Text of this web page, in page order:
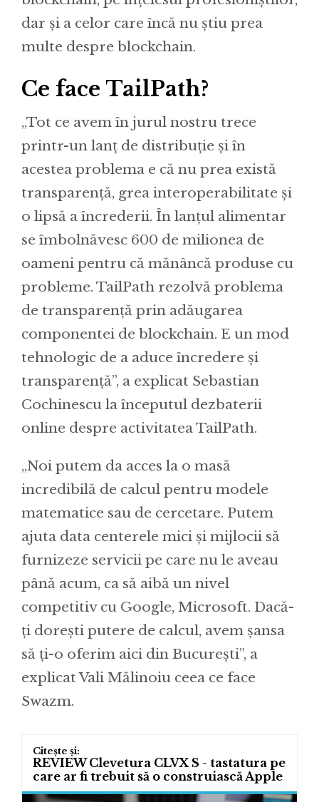
dar și a celor care încă nu știu prea
multe despre blockchain.
Ce face TailPath?
„Tot ce avem în jurul nostru trece
printr-un lanț de distribuție și în
acestea problema e că nu prea există
transparență, grea interoperabilitate și
o lipsă a încrederii. În lanțul alimentar
se îmbolnăvesc 600 de milionea de
oameni pentru că mănâncă produse cu
probleme. TailPath rezolvă problema
de transparență prin adăugarea
componentei de blockchain. E un mod
tehnologic de a aduce încredere și
transparență”, a explicat Sebastian
Cochinescu la începutul dezbaterii
online despre activitatea TailPath.
„Noi putem da acces la o masă
incredibilă de calcul pentru modele
matematice sau de cercetare. Putem
ajuta data centerele mici și mijlocii să
furnizeze servicii pe care nu le aveau
până acum, ca să aibă un nivel
competitiv cu Google, Microsoft. Dacă-
ți dorești putere de calcul, avem șansa
să ți-o oferim aici din București”, a
explicat Vali Mălinoiu ceea ce face
Swazm.
REVIEW Clevetura CLVX S - tastatura pe
care ar fi trebuit să o construiască Apple